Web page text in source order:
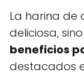
La harina de
deliciosa,
beneficios
destacados